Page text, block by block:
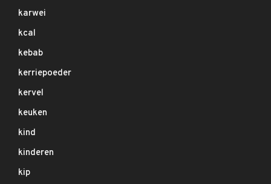
karwei
kcal
kebab
kerriepoeder
kervel
keuken
kind
kinderen
kip